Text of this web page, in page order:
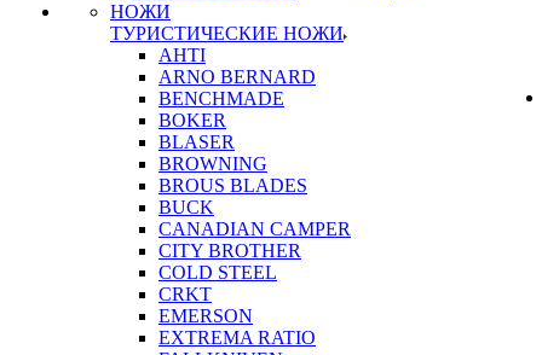
ТУРИСТИЧЕСКИЕ НОЖИ
AHTI
ARNO BERNARD
BENCHMADE
BOKER
BLASER
BROWNING
BROUS BLADES
BUCK
CANADIAN CAMPER
CITY BROTHER
COLD STEEL
CRKT
EMERSON
EXTREMA RATIO